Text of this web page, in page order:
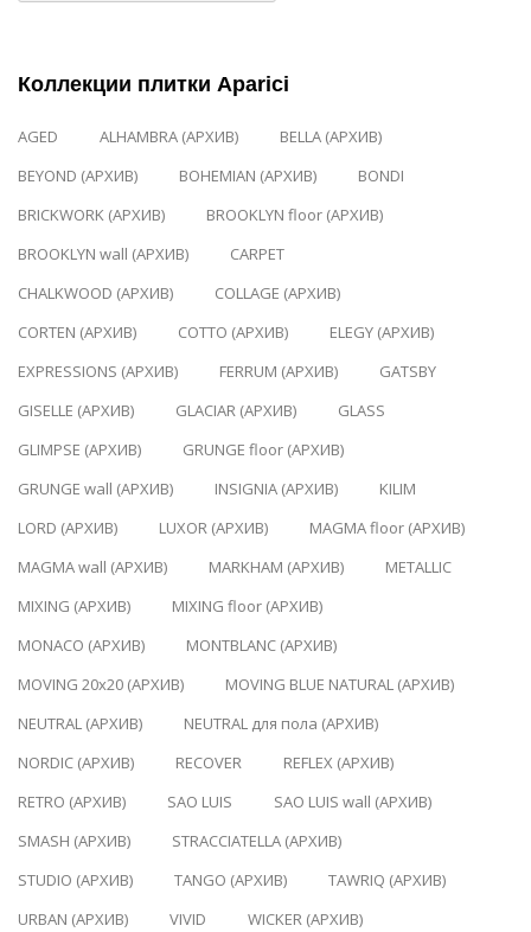
Коллекции плитки Aparici
AGED ALHAMBRA (АРХИВ)
BELLA (АРХИВ)
BEYOND (АРХИВ)
BOHEMIAN (АРХИВ)
BONDI
BRICKWORK (АРХИВ)
BROOKLYN floor (АРХИВ)
BROOKLYN wall (АРХИВ)
CARPET
CHALKWOOD (АРХИВ)
COLLAGE (АРХИВ)
CORTEN (АРХИВ)
COTTO (АРХИВ)
ELEGY (АРХИВ)
EXPRESSIONS (АРХИВ)
FERRUM (АРХИВ)
GATSBY
GISELLE (АРХИВ)
GLACIAR (АРХИВ)
GLASS
GLIMPSE (АРХИВ)
GRUNGE floor (АРХИВ)
GRUNGE wall (АРХИВ)
INSIGNIA (АРХИВ)
KILIM
LORD (АРХИВ)
LUXOR (АРХИВ)
MAGMA floor (АРХИВ)
MAGMA wall (АРХИВ)
MARKHAM (АРХИВ)
METALLIC
MIXING (АРХИВ)
MIXING floor (АРХИВ)
MONACO (АРХИВ)
MONTBLANC (АРХИВ)
MOVING 20x20 (АРХИВ)
MOVING BLUE NATURAL (АРХИВ)
NEUTRAL (АРХИВ)
NEUTRAL для пола (АРХИВ)
NORDIC (АРХИВ)
RECOVER
REFLEX (АРХИВ)
RETRO (АРХИВ)
SAO LUIS
SAO LUIS wall (АРХИВ)
SMASH (АРХИВ)
STRACCIATELLA (АРХИВ)
STUDIO (АРХИВ)
TANGO (АРХИВ)
TAWRIQ (АРХИВ)
URBAN (АРХИВ)
VIVID WICKER (АРХИВ)